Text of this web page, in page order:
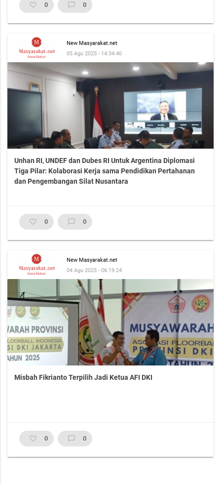
favorite_border 0 chat_bubble_outline 0
New Masyarakat.net
05 Agu 2025 - 14:34:40
Unhan RI, UNDEF dan Dubes RI Untuk Argentina Diplomasi
Tiga Pilar: Kolaborasi Kerja sama Pendidikan Pertahanan
dan Pengembangan Silat Nusantara
favorite_border 0 chat_bubble_outline 0
New Masyarakat.net
04 Agu 2025 - 06:19:24
Misbah Fikrianto Terpilih Jadi Ketua AFI DKI
favorite_border 0 chat_bubble_outline 0